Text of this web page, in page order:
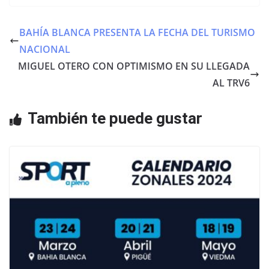
e
b
o
er s
p
BAHÍA BLANCA PRESENTA LA FECHA DEL TURISMO
NACIONAL
MIGUEL OTERO CON OPTIMISMO EN SU LLEGADA
AL TRV6
También te puede gustar